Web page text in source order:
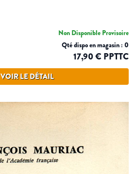
Non Disponible Provisoire
Qté dispo en magasin : 0
17,90 € PPTTC
VOIR LE DÉTAIL